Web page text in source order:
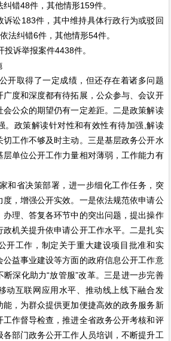
错48件，其他情形159件。
诉讼183件，其中维持具体行政行为或驳回
法纠错6件，其他情形54件。
诉举报案件4438件。
开取得了一定成绩，但还存在着诸多问题
度和深度都有待拓展，公众参与、会议开
公众的期望仍有一定差距。二是政策解读
。政策解读针对性和有效性有待加强,解读
工作不够及时主动。三是基层政务公开水
单位公开工作力量相对薄弱，工作能力有
和省决策部署，进一步细化工作任务，突
，增强公开实效。一是依法规范依申请公
理、答复各环节中的突出问题，提出操作
机关提升依申请公开工作水平。二是扎实
开工作，制定关于重大建设项目批准和实
益事业建设等方面的政府信息公开工作意
断深化助力“放管服”改革。三是进一步完善
动互联网应用水平、推动线上线下融合发
能，为群众提供更加便捷高效的政务服务新
作督导检查，推进全省政务公开考核和评
部门政务公开工作人员培训，不断提升工